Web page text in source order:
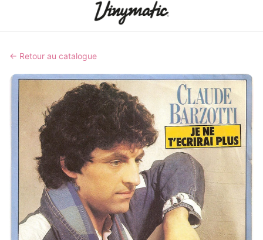
← Retour au catalogue